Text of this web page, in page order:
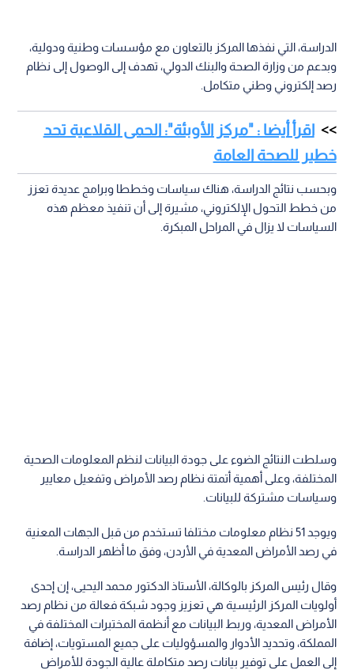
الدراسة، التي نفذها المركز بالتعاون مع مؤسسات وطنية ودولية،
وبدعم من وزارة الصحة والبنك الدولي، تهدف إلى الوصول إلى نظام
رصد إلكتروني وطني متكامل.
اقرأ أيضا : "مركز الأوبئة": الحمى القلاعية تحد
خطير للصحة العامة
وبحسب نتائج الدراسة، هناك سياسات وخططا وبرامج عديدة تعزز
من خطط التحول الإلكتروني، مشيرة إلى أن تنفيذ معظم هذه
السياسات لا يزال في المراحل المبكرة.
وسلطت النتائج الضوء على جودة البيانات لنظم المعلومات الصحية
المختلفة، وعلى أهمية أتمتة نظام رصد الأمراض وتفعيل معايير
وسياسات مشتركة للبيانات.
ويوجد 51 نظام معلومات مختلفا تستخدم من قبل الجهات المعنية
في رصد الأمراض المعدية في الأردن، وفق ما أظهر الدراسة.
وقال رئيس المركز بالوكالة، الأستاذ الدكتور محمد اليحيى، إن إحدى
أولويات المركز الرئيسية هي تعزيز وجود شبكة فعالة من نظام رصد
الأمراض المعدية، وربط البيانات مع أنظمة المختبرات المختلفة في
المملكة، وتحديد الأدوار والمسؤوليات على جميع المستويات، إضافة
إلى العمل على توفير بيانات رصد متكاملة عالية الجودة للأمراض